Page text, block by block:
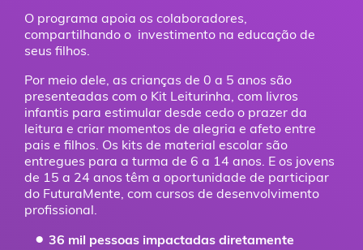
O programa apoia os colaboradores,
compartilhando o investimento na educação de
seus filhos.
Por meio dele, as crianças de 0 a 5 anos são
presenteadas com o Kit Leiturinha, com livros
infantis para estimular desde cedo o prazer da
leitura e criar momentos de alegria e afeto entre
pais e filhos. Os kits de material escolar são
entregues para a turma de 6 a 14 anos. E os jovens
de 15 a 24 anos têm a oportunidade de participar
do FuturaMente, com cursos de desenvolvimento
profissional.
36 mil pessoas impactadas diretamente